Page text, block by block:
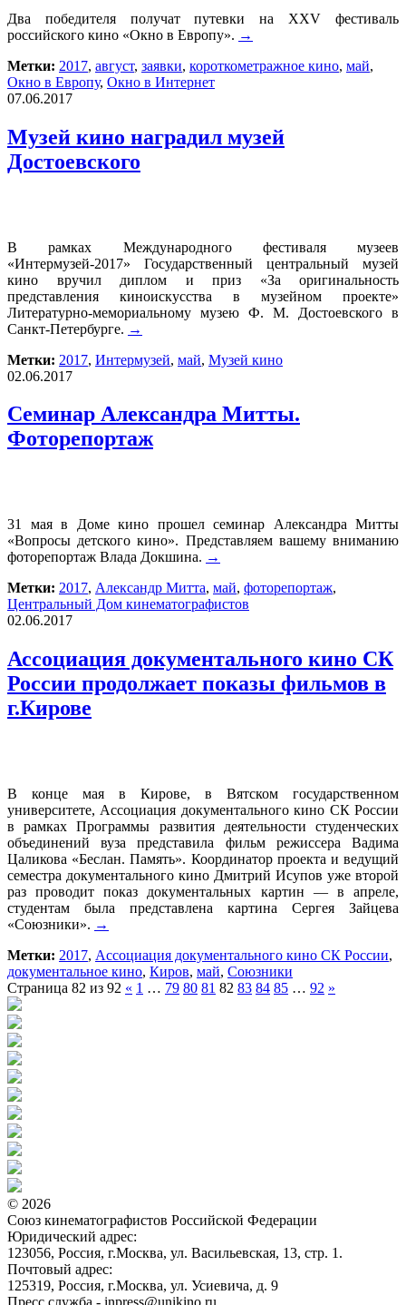
Два победителя получат путевки на XXV фестиваль
российского кино «Окно в Европу». →
Метки: 2017, август, заявки, короткометражное кино, май,
Окно в Европу, Окно в Интернет
07.06.2017
Музей кино наградил музей
Достоевского
В рамках Международного фестиваля музеев
«Интермузей-2017» Государственный центральный музей
кино вручил диплом и приз «За оригинальность
представления киноискусства в музейном проекте»
Литературно-мемориальному музею Ф. М. Достоевского в
Санкт-Петербурге. →
Метки: 2017, Интермузей, май, Музей кино
02.06.2017
Семинар Александра Митты.
Фоторепортаж
31 мая в Доме кино прошел семинар Александра Митты
«Вопросы детского кино». Представляем вашему вниманию
фоторепортаж Влада Докшина. →
Метки: 2017, Александр Митта, май, фоторепортаж,
Центральный Дом кинематографистов
02.06.2017
Ассоциация документального кино СК
России продолжает показы фильмов в
г.Кирове
В конце мая в Кирове, в Вятском государственном
университете, Ассоциация документального кино СК России
в рамках Программы развития деятельности студенческих
объединений вуза представила фильм режиссера Вадима
Цаликова «Беслан. Память». Координатор проекта и ведущий
семестра документального кино Дмитрий Исупов уже второй
раз проводит показ документальных картин — в апреле,
студентам была представлена картина Сергея Зайцева
«Союзники». →
Метки: 2017, Ассоциация документального кино СК России,
документальное кино, Киров, май, Союзники
Страница 82 из 92 « 1 … 79 80 81 82 83 84 85 … 92 »
© 2026
Союз кинематографистов Российской Федерации
Юридический адрес:
123056, Россия, г.Москва, ул. Васильевская, 13, стр. 1.
Почтовый адрес:
125319, Россия, г.Москва, ул. Усиевича, д. 9